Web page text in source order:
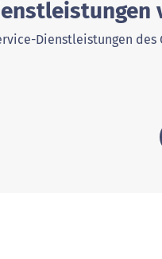
Dienstleistungen des